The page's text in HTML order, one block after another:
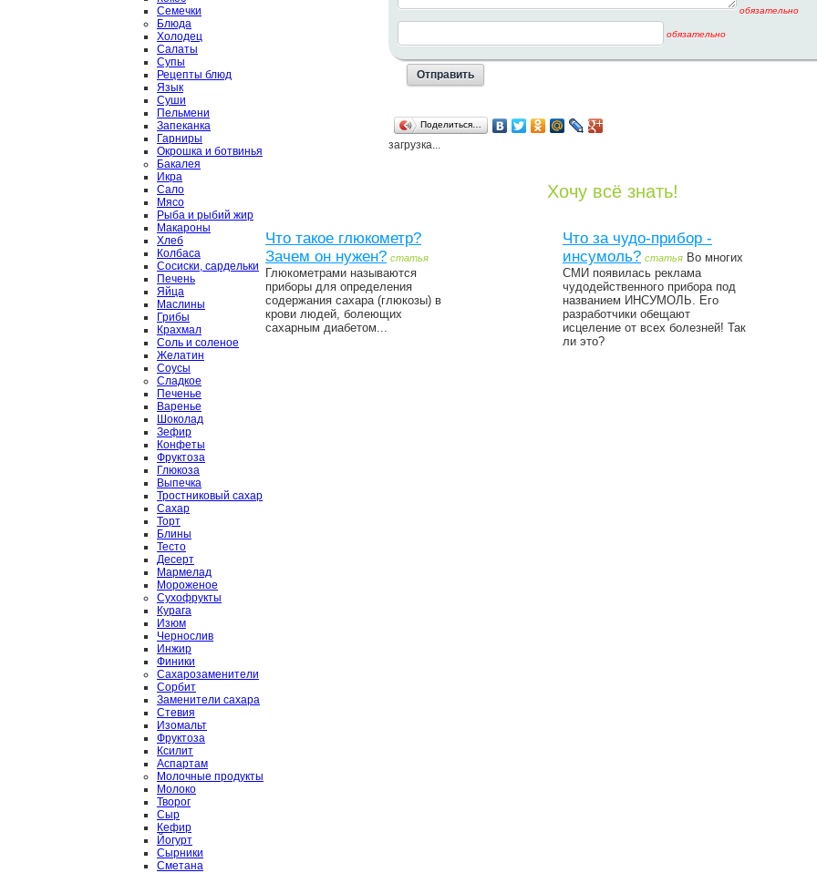
Семечки
Блюда
Холодец
Салаты
Супы
Рецепты блюд
Язык
Суши
Пельмени
Запеканка
Гарниры
Окрошка и ботвинья
Бакалея
Икра
Сало
Мясо
Рыба и рыбий жир
Макароны
Хлеб
Колбаса
Сосиски, сардельки
Печень
Яйца
Маслины
Грибы
Крахмал
Соль и соленое
Желатин
Соусы
Сладкое
Печенье
Варенье
Шоколад
Зефир
Конфеты
Фруктоза
Глюкоза
Выпечка
Тростниковый сахар
Сахар
Торт
Блины
Тесто
Десерт
Мармелад
Мороженое
Сухофрукты
Курага
Изюм
Чернослив
Инжир
Финики
Сахарозаменители
Сорбит
Заменители сахара
Стевия
Изомальт
Фруктоза
Ксилит
Аспартам
Молочные продукты
Молоко
Творог
Сыр
Кефир
Йогурт
Сырники
Сметана
обязательно
обязательно
Поделиться…
загрузка...
Хочу всё знать!
Что такое глюкометр?
Зачем он нужен? статья
Глюкометрами называются
приборы для определения
содержания сахара (глюкозы) в
крови людей, болеющих
сахарным диабетом...
Что за чудо-прибор -
инсумоль? статья Во многих
СМИ появилась реклама
чудодейственного прибора под
названием ИНСУМОЛЬ. Его
разработчики обещают
исцеление от всех болезней! Так
ли это?